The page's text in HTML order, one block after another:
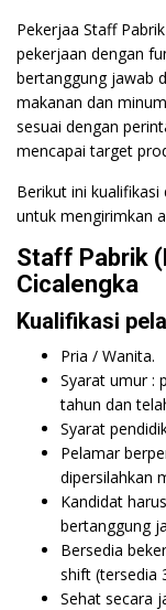
Pekerjaa Staff
pekerjaan dengan
bertanggung jawab
makanan dan
sesuai dengan
mencapai target
Berikut ini
untuk mengirimkan
Staff Pabrik
Cicalengka
Kualifikasi
Pria / Wanita.
Syarat umur :
tahun dan
Syarat
Pelamar
dipersilahkan
Kandidat
bertanggung
Bersedia
shift (tersedia
Sehat secara